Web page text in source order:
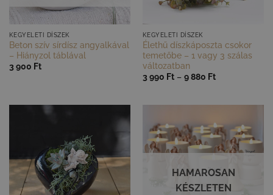
GYORS NÉZET
KEGYELETI DÍSZEK
Beton szív sírdísz angyalkával
– Hiányzol táblával
3 900 Ft
GYORS NÉZET
KEGYELETI DÍSZEK
Élethű díszkáposzta csokor
temetőbe – 1 vagy 3 szálas
változatban
3 990 Ft – 9 880 FtÁrtartomány:
9
HAMAROSAN
KÉSZLETEN